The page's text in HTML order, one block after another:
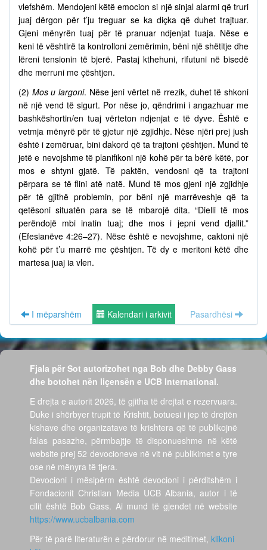
vlefshëm. Mendojeni këtë emocion si një sinjal alarmi që truri
juaj dërgon për t’ju treguar se ka diçka që duhet trajtuar.
Gjeni mënyrën tuaj për të pranuar ndjenjat tuaja. Nëse e
keni të vështirë ta kontrolloni zemërimin, bëni një shëtitje dhe
lëreni tensionin të bjerë. Pastaj kthehuni, rifutuni në bisedë
dhe merruni me çështjen.
(2) Mos u largoni. Nëse jeni vërtet në rrezik, duhet të shkoni
në një vend të sigurt. Por nëse jo, qëndrimi i angazhuar me
bashkëshortin/en tuaj vërteton ndjenjat e të dyve. Është e
vetmja mënyrë për të gjetur një zgjidhje. Nëse njëri prej jush
është i zemëruar, bini dakord që ta trajtoni çështjen. Mund të
jetë e nevojshme të planifikoni një kohë për ta bërë këtë, por
mos e shtyni gjatë. Të paktën, vendosni që ta trajtoni
përpara se të flini atë natë. Mund të mos gjeni një zgjidhje
për të gjithë problemin, por bëni një marrëveshje që ta
qetësoni situatën para se të mbarojë dita. “Dielli të mos
perëndojë mbi inatin tuaj; dhe mos i jepni vend djallit.”
(Efesianëve 4:26–27). Nëse është e nevojshme, caktoni një
kohë për t’u marrë me çështjen. Të dy e meritoni këtë dhe
martesa juaj ia vlen.
I mëparshëm Kalendari i arkivit Pasardhësi
Fjala për Sot autorizohet nga Bob dhe Debby Gass
dhe botohet nën liçensën e UCB International.
E drejta e autorit 2026, të gjitha të drejtat e rezervuara.
Duke i shërbyer trupit të Krishtit, botuesi i jep të drejtën
kishave dhe organizatave të krishtera që të publikojnë
falas pasazhe, përmbajtje të disponueshme në këtë
website prej 52 devocioneve në vit në publikimet e tyre
ose në mënyra të tjera.
Devocioni i mësipërm është devocioni i përditshëm i
Fondacionit Christian Media UCB Albania, autor i të
cilit është Bob Gass. Ai mund të gjendet në website
https://www.ucbalbania.com
Për të parë literaturën e përdorur në meditimet, klikoni